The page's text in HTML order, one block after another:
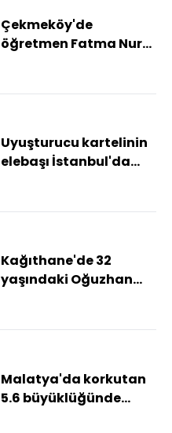
Çekmeköy'de
öğretmen Fatma Nur
devam ediliyor
Uyuşturucu kartelinin
elebaşı İstanbul'da
Kağıthane'de 32
yaşındaki Oğuzhan
diye ağladı
Malatya'da korkutan
5.6 büyüklüğünde